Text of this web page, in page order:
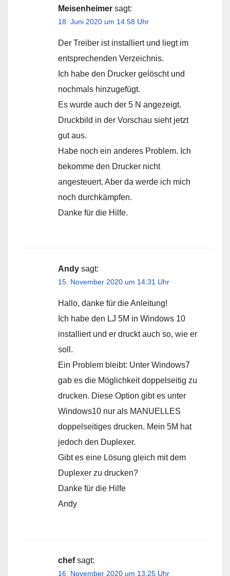
Meisenheimer sagt:
18. Juni 2020 um 14:58 Uhr
Der Treiber ist installiert und liegt im
entsprechenden Verzeichnis.
Ich habe den Drucker gelöscht und
nochmals hinzugefügt.
Es wurde auch der 5 N angezeigt.
Druckbild in der Vorschau sieht jetzt
gut aus.
Habe noch ein anderes Problem. Ich
bekomme den Drucker nicht
angesteuert. Aber da werde ich mich
noch durchkämpfen.
Danke für die Hilfe.
Andy sagt:
15. November 2020 um 14:31 Uhr
Hallo, danke für die Anleitung!
Ich habe den LJ 5M in Windows 10
installiert und er druckt auch so, wie er
soll.
Ein Problem bleibt: Unter Windows7
gab es die Möglichkeit doppelseitig zu
drucken. Diese Option gibt es unter
Windows10 nur als MANUELLES
doppelseitiges drucken. Mein 5M hat
jedoch den Duplexer.
Gibt es eine Lösung gleich mit dem
Duplexer zu drucken?
Danke für die Hilfe
Andy
chef sagt:
16. November 2020 um 13:25 Uhr